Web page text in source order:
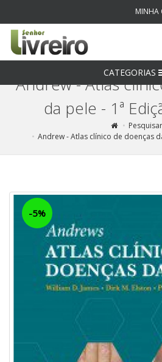
MINHA
CATEGORIAS
Andrew - Atlas
da pele - 1ª
Pesquisar
Andrew - Atlas clínico de doenças
-5%